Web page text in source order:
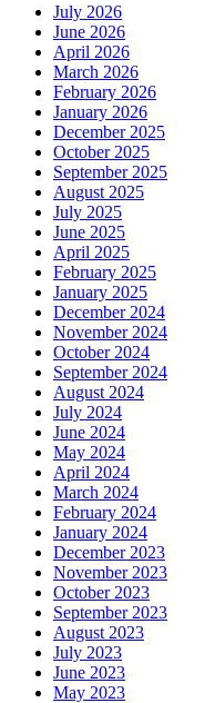
July 2026
June 2026
April 2026
March 2026
February 2026
January 2026
December 2025
October 2025
September 2025
August 2025
July 2025
June 2025
April 2025
February 2025
January 2025
December 2024
November 2024
October 2024
September 2024
August 2024
July 2024
June 2024
May 2024
April 2024
March 2024
February 2024
January 2024
December 2023
November 2023
October 2023
September 2023
August 2023
July 2023
June 2023
May 2023